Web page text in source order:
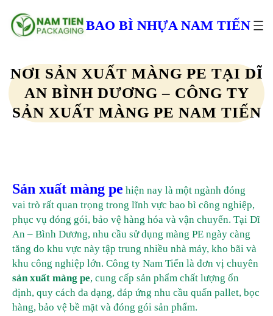
đến
phần
BAO BÌ NHỰA NAM TIẾN
NƠI SẢN XUẤT MÀNG PE TẠI DĨ
AN BÌNH DƯƠNG – CÔNG TY
SẢN XUẤT MÀNG PE NAM TIẾN
Sản xuất màng pe hiện nay là một ngành đóng
vai trò rất quan trọng trong lĩnh vực bao bì công nghiệp,
phục vụ đóng gói, bảo vệ hàng hóa và vận chuyển. Tại Dĩ
An – Bình Dương, nhu cầu sử dụng màng PE ngày càng
tăng do khu vực này tập trung nhiều nhà máy, kho bãi và
khu công nghiệp lớn. Công ty Nam Tiến là đơn vị chuyên
sản xuất màng pe, cung cấp sản phẩm chất lượng ổn
định, quy cách đa dạng, đáp ứng nhu cầu quấn pallet, bọc
hàng, bảo vệ bề mặt và đóng gói sản phẩm.